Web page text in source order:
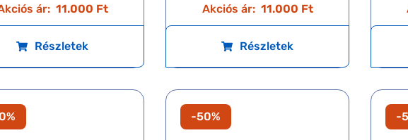
ár: 11.000 Ft
Részletek
Akciós ár: 11.000 Ft
Részletek
-50% -